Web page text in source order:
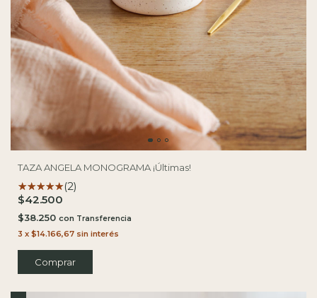
TAZA ANGELA MONOGRAMA ¡Últimas!
(2)
$42.500
$38.250 con
3 x $14.166,67 sin interés
Comprar